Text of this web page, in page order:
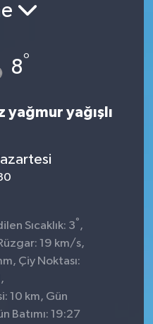
8°
yağmur yağışlı
Sıcaklık: 3° ,
19 km/s,
Çiy Noktası:
10 km, Gün
Batımı: 19:27